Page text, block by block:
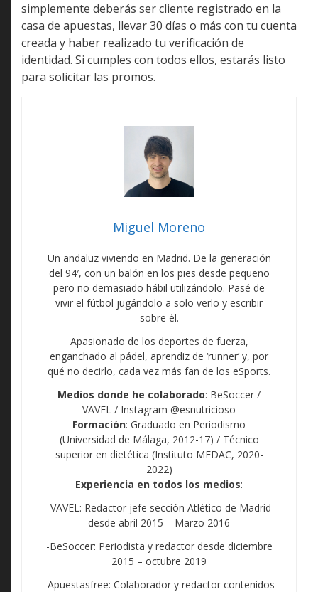
simplemente deberás ser cliente registrado en la
casa de apuestas, llevar 30 días o más con tu cuenta
creada y haber realizado tu verificación de
identidad. Si cumples con todos ellos, estarás listo
para solicitar las promos.
Miguel Moreno
Un andaluz viviendo en Madrid. De la generación
del 94′, con un balón en los pies desde pequeño
pero no demasiado hábil utilizándolo. Pasé de
vivir el fútbol jugándolo a solo verlo y escribir
sobre él.
Apasionado de los deportes de fuerza,
enganchado al pádel, aprendiz de ‘runner’ y, por
qué no decirlo, cada vez más fan de los eSports.
Medios donde he colaborado: BeSoccer /
VAVEL / Instagram @esnutricioso
Formación: Graduado en Periodismo
(Universidad de Málaga, 2012-17) / Técnico
superior en dietética (Instituto MEDAC, 2020-
2022)
Experiencia en todos los medios:
-VAVEL: Redactor jefe sección Atlético de Madrid
desde abril 2015 – Marzo 2016
-BeSoccer: Periodista y redactor desde diciembre
2015 – octubre 2019
-Apuestasfree: Colaborador y redactor contenidos